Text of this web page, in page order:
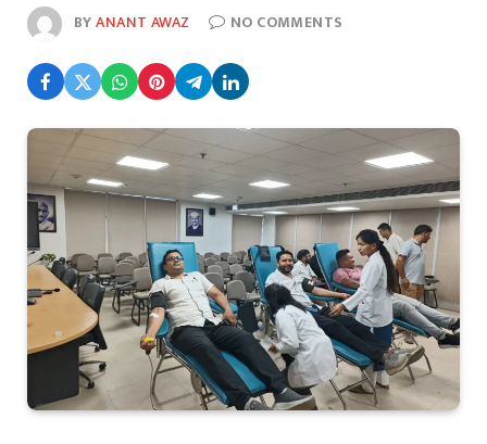
BYANANT AWAZ NO COMMENTS